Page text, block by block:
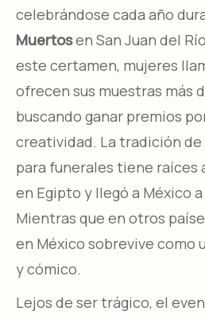
celebrándose cada año
Muertosen San Juan del
este certamen, mujeres
ofrecen sus muestras más
buscando ganar premios
creatividad. La tradición
para funerales tiene raíces
en Egipto y llegó a México
Mientras que en otros
en México sobrevive como
y cómico.
Lejos de ser trágico, el